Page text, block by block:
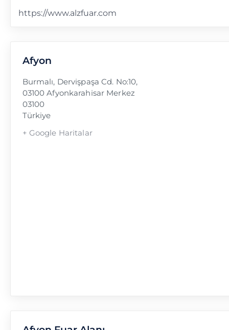
https://www.alzfuar.com
Afyon
Burmalı, Dervişpaşa Cd. No:10,
03100 Afyonkarahisar Merkez
03100
Türkiye
+ Google Haritalar